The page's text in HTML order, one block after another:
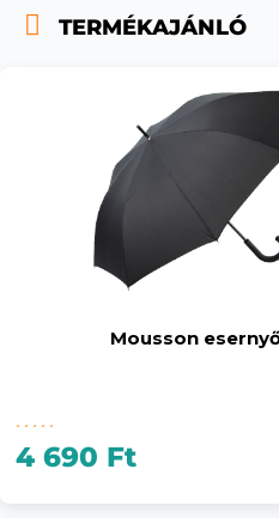
TERMÉKAJÁNLÓ
Mousson
4 690 Ft